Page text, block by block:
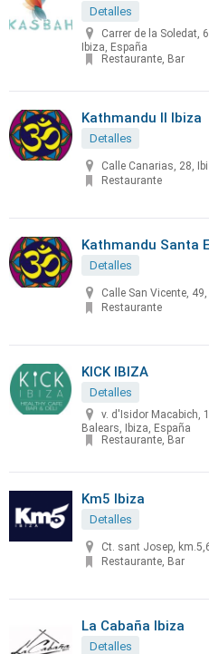
Detalles
Carrer de la Soledat,
Ibiza, España
Restaurante, Bar
Kathmandu II Ibiza
Detalles
Calle Canarias, 28,
Restaurante
Kathmandu Santa
Detalles
Calle San Vicente,
Restaurante
KICK IBIZA
Detalles
v. d'Isidor Macabich,
Balears, Ibiza, España
Restaurante, Bar
Km5 Ibiza
Detalles
Ct. sant Josep,
Restaurante, Bar
La Cabaña Ibiza
Detalles